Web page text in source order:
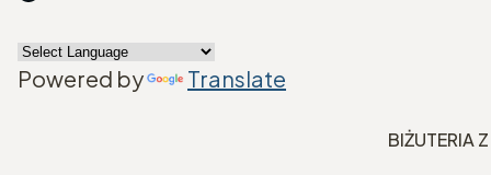
Powered by Translate
BIŻUTERIA